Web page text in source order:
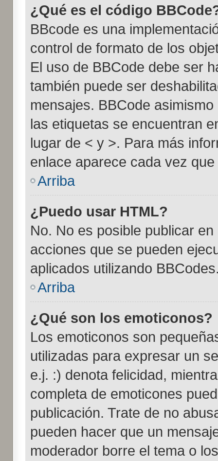
¿Qué es el código
BBcode es una
control de formato de los
El uso de BBCode debe ser
también puede ser
mensajes. BBCode
las etiquetas se encuentran
lugar de < y >. Para más
enlace aparece cada vez
Arriba
¿Puedo usar HTML?
No. No es posible publicar
acciones que se pueden
aplicados utilizando
Arriba
¿Qué son los emoticonos?
Los emoticonos son
utilizadas para expresar un
e.j. :) denota felicidad,
completa de emoticones
publicación. Trate de no
pueden hacer que un
moderador borre el tema o